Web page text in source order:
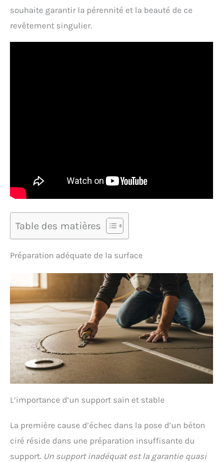
souhaite garantir la pérennité et la beauté de ce
revêtement singulier.
Table des matières
Préparation adéquate de la surface
L’importance d’un support sain et stable
La première cause d’échec dans la pose d’un béton
ciré réside dans une préparation insuffisante du
support. Un support inadéquat est la garantie quasi